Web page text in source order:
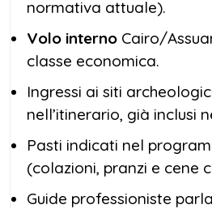
normativa attuale).
Volo interno Cairo/
classe economica.
Ingressi ai siti
nell’itinerario, già inclusi
Pasti indicati nel
(colazioni, pranzi e cene
Guide professioniste